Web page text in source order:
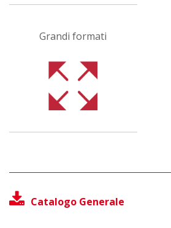
Grandi formati
Catalogo Generale